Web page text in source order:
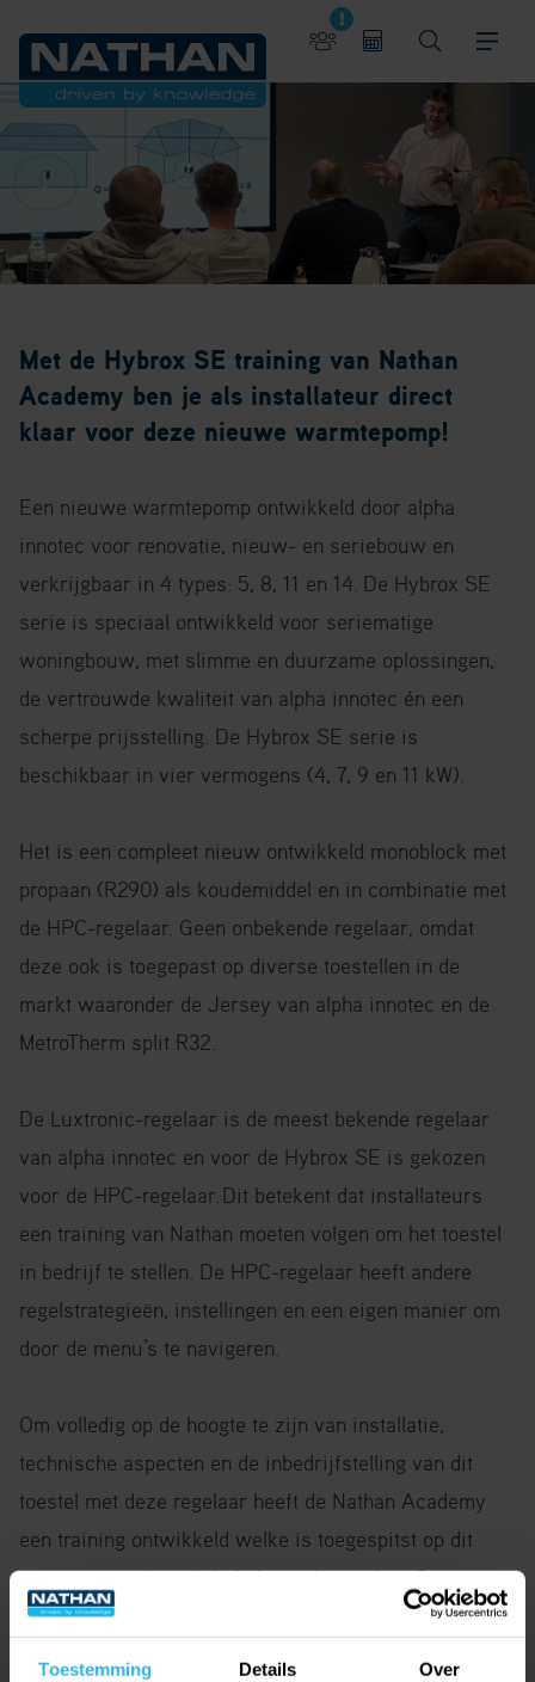
Toestemming Details Over
Met de Hybrox SE training van Nathan
Academy ben je als installateur direct
klaar voor deze nieuwe warmtepomp!
Een nieuwe warmtepomp ontwikkeld door alpha
innotec voor renovatie, nieuw- en seriebouw en
verkrijgbaar in 4 types: 5, 8, 11 en 14. De Hybrox SE
serie is speciaal ontwikkeld voor seriematige
woningbouw, met slimme en duurzame oplossingen,
de vertrouwde kwaliteit van alpha innotec én een
scherpe prijsstelling. De Hybrox SE serie is
beschikbaar in vier vermogens (4, 7, 9 en 11 kW).
Het is een compleet nieuw ontwikkeld monoblock met
propaan (R290) als koudemiddel en in combinatie met
de HPC-regelaar. Geen onbekende regelaar, omdat
deze ook is toegepast op diverse toestellen in de
markt waaronder de Jersey van alpha innotec en de
MetroTherm split R32.
De Luxtronic-regelaar is de meest bekende regelaar
van alpha innotec en voor de Hybrox SE is gekozen
voor de HPC-regelaar. Dit betekent dat installateurs
een training van Nathan moeten volgen om het toestel
in bedrijf te stellen. De HPC-regelaar heeft andere
regelstrategieën, instellingen en een eigen manier om
door de menu’s te navigeren.
Om volledig op de hoogte te zijn van installatie,
technische aspecten en de inbedrijfstelling van dit
toestel met deze regelaar heeft de Nathan Academy
een training ontwikkeld welke is toegespitst op dit
nieuwe toestel en de bijbehorende regelaar.Ga voor
meer informatie naar de website en schrijf je in voor